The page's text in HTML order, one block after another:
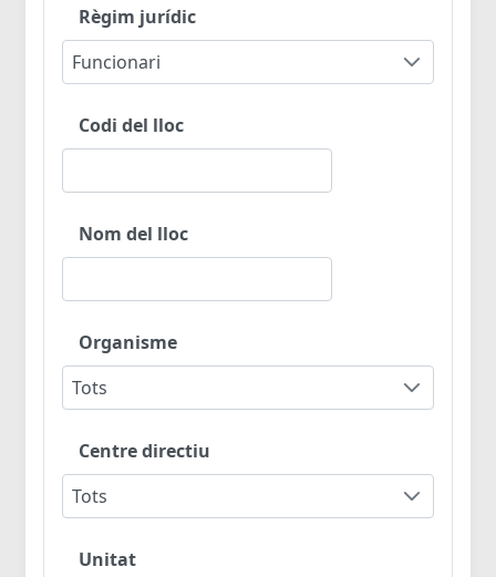
Règim jurídic
Funcionari
Codi del lloc
Nom del lloc
Organisme
Tots
Centre directiu
Tots
Unitat